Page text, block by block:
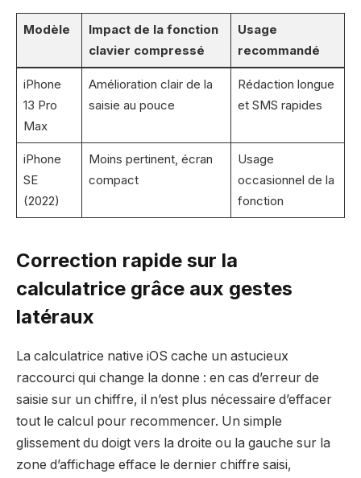
Modèle
Impact de la fonction
clavier compressé
Usage
recommandé
iPhone
13 Pro
Max
Amélioration clair de la
saisie au pouce
Rédaction longue
et SMS rapides
iPhone
SE
(2022)
Moins pertinent, écran
compact
Usage
occasionnel de la
fonction
Correction rapide sur la
calculatrice grâce aux gestes
latéraux
La calculatrice native iOS cache un astucieux
raccourci qui change la donne : en cas d’erreur de
saisie sur un chiffre, il n’est plus nécessaire d’effacer
tout le calcul pour recommencer. Un simple
glissement du doigt vers la droite ou la gauche sur la
zone d’affichage efface le dernier chiffre saisi,